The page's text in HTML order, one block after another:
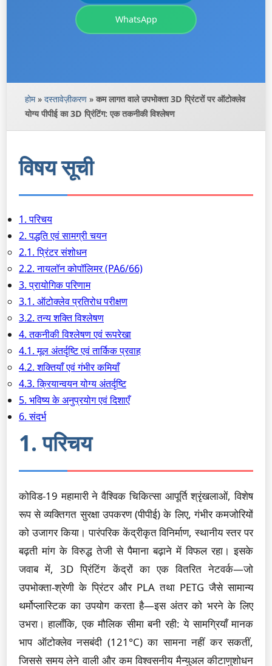
WhatsApp
होम» दस्तावेज़ीकरण » कम लागत वाले उपभोक्ता 3D प्रिंटरों पर ऑटोक्लेव
योग्य पीपीई का 3D प्रिंटिंग: एक तकनीकी विश्लेषण
विषय सूची
1. परिचय
2. पद्धति एवं सामग्री चयन
2.1. प्रिंटर संशोधन
2.2. नायलॉन कोपॉलिमर (PA6/66)
3. प्रायोगिक परिणाम
3.1. ऑटोक्लेव प्रतिरोध परीक्षण
3.2. तन्य शक्ति विश्लेषण
4. तकनीकी विश्लेषण एवं रूपरेखा
4.1. मूल अंतर्दृष्टि एवं तार्किक प्रवाह
4.2. शक्तियाँ एवं गंभीर कमियाँ
4.3. क्रियान्वयन योग्य अंतर्दृष्टि
5. भविष्य के अनुप्रयोग एवं दिशाएँ
6. संदर्भ
1. परिचय
कोविड-19 महामारी ने वैश्विक चिकित्सा आपूर्ति श्रृंखलाओं, विशेष
रूप से व्यक्तिगत सुरक्षा उपकरण (पीपीई) के लिए, गंभीर कमजोरियों
को उजागर किया। पारंपरिक केंद्रीकृत विनिर्माण, स्थानीय स्तर पर
बढ़ती मांग के विरुद्ध तेजी से पैमाना बढ़ाने में विफल रहा। इसके
जवाब में, 3D प्रिंटिंग केंद्रों का एक वितरित नेटवर्क—जो
उपभोक्ता-श्रेणी के प्रिंटर और PLA तथा PETG जैसे सामान्य
थर्मोप्लास्टिक का उपयोग करता है—इस अंतर को भरने के लिए
उभरा। हालाँकि, एक मौलिक सीमा बनी रही: ये सामग्रियाँ मानक
भाप ऑटोक्लेव नसबंदी (121°C) का सामना नहीं कर सकतीं,
जिससे समय लेने वाली और कम विश्वसनीय मैन्युअल कीटाणुशोधन